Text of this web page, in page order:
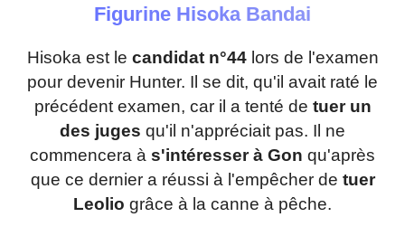
Figurine Hisoka Bandai
Hisoka est le candidat n°44lors de l'examen
pour devenir Hunter. Il se dit, qu'il avait raté le
précédent examen, car il a tenté de tuer un
des juges qu'il n'appréciait pas. Il ne
commencera à s'intéresser à Gon qu'après
que ce dernier a réussi à l'empêcher de tuer
Leolio grâce à la canne à pêche.